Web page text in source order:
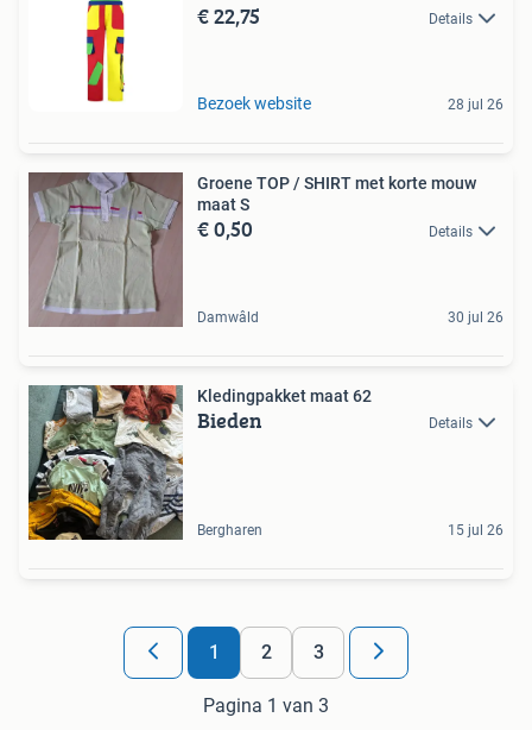
€ 22,75 Details
Bezoek website 28 jul 26
Groene TOP / SHIRT met korte mouw
maat S
€ 0,50 Details
Damwâld 30 jul 26
Kledingpakket maat 62
Bieden Details
Bergharen 15 jul 26
1 2 3
Pagina 1 van 3